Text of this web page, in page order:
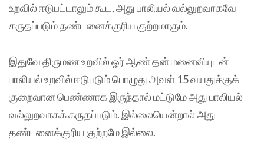
உறவில் ஈடுபட்டாலும் கூட, அது பாலியல் வல்லுறவாகவே
கருதப்படும் தண்டனைக்குரிய குற்றமாகும்.
இதுவே திருமண உறவில் ஓர் ஆண் தன் மனைவியுடன்
பாலியல் உறவில் ஈடுபடும் பொழுது அவள் 15 வயதுக்குக்
குறைவான பெண்ணாக இருந்தால் மட்டுமே அது பாலியல்
வல்லுறவாகக் கருதப்படும். இல்லையென்றால் அது
தண்டனைக்குரிய குற்றமே இல்லை.